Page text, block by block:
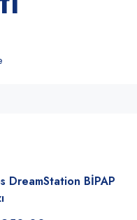
DreamStation BİPAP